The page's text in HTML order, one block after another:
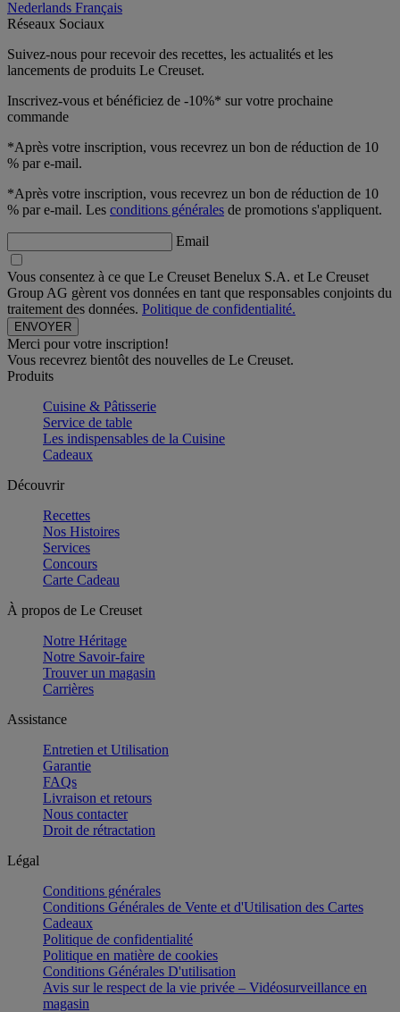
Nederlands Français
Réseaux Sociaux
Suivez-nous pour recevoir des recettes, les actualités et les
lancements de produits Le Creuset.
Inscrivez-vous et bénéficiez de -10%* sur votre prochaine
commande
*Après votre inscription, vous recevrez un bon de réduction de 10
% par e-mail.
*Après votre inscription, vous recevrez un bon de réduction de 10
% par e-mail. Les conditions générales de promotions s'appliquent.
Email
Vous consentez à ce que Le Creuset Benelux S.A. et Le Creuset
Group AG gèrent vos données en tant que responsables conjoints du
traitement des données. Politique de confidentialité.
Merci pour votre inscription!
Vous recevrez bientôt des nouvelles de Le Creuset.
Produits
Cuisine & Pâtisserie
Service de table
Les indispensables de la Cuisine
Cadeaux
Découvrir
Recettes
Nos Histoires
Services
Concours
Carte Cadeau
À propos de Le Creuset
Notre Héritage
Notre Savoir-faire
Trouver un magasin
Carrières
Assistance
Entretien et Utilisation
Garantie
FAQs
Livraison et retours
Nous contacter
Droit de rétractation
Légal
Conditions générales
Conditions Générales de Vente et d'Utilisation des Cartes
Cadeaux
Politique de confidentialité
Politique en matière de cookies
Conditions Générales D'utilisation
Avis sur le respect de la vie privée – Vidéosurveillance en
magasin